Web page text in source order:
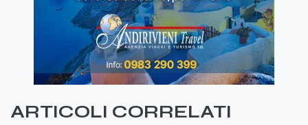
ARTICOLI CORRELATI